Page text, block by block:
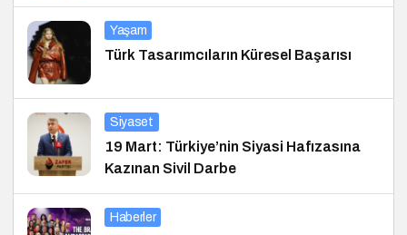
Yaşam
Türk Tasarımcıların Küresel Başarısı
Siyaset
19 Mart: Türkiye’nin Siyasi Hafızasına
Kazınan Sivil Darbe
Haberler